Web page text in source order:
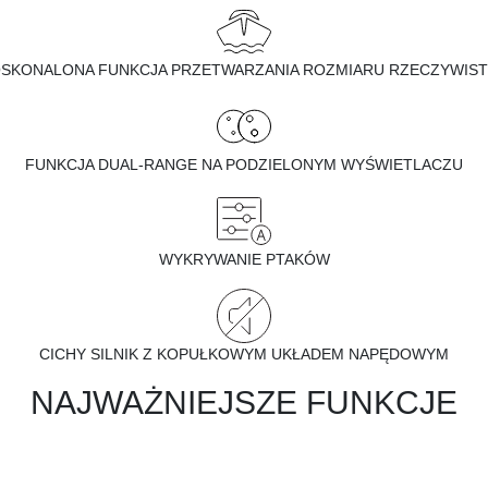
FUNKCJA PRZETWARZANIA ROZMIARU
FUNKCJA DUAL-RANGE NA PODZIELONYM WYŚWIETLACZU
WYKRYWANIE PTAKÓW
CICHY SILNIK Z KOPUŁKOWYM UKŁADEM NAPĘDOWYM
NAJWAŻNIEJSZE FUNKCJE